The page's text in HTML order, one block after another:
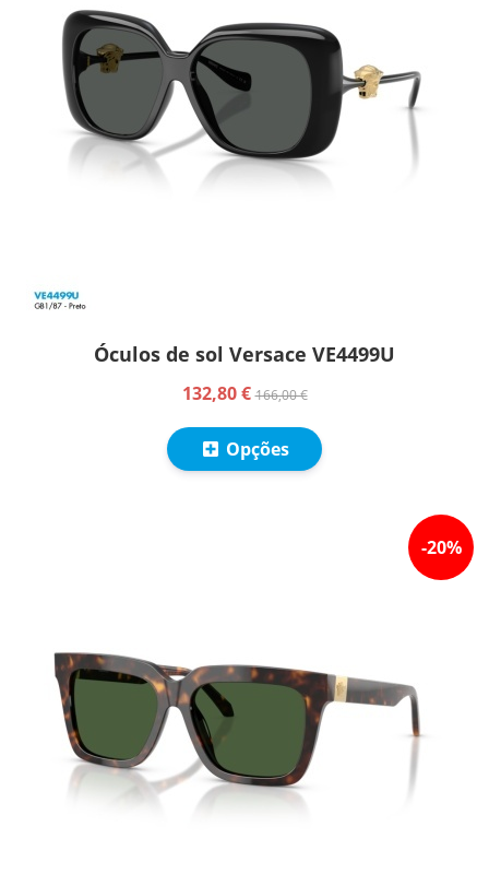
Óculos de sol Versace VE4499U
132,80 €166,00 €
Opções
-20%